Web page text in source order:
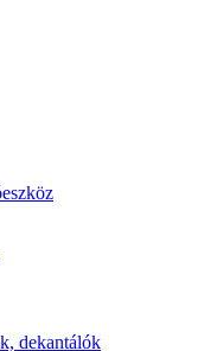
dekantálók